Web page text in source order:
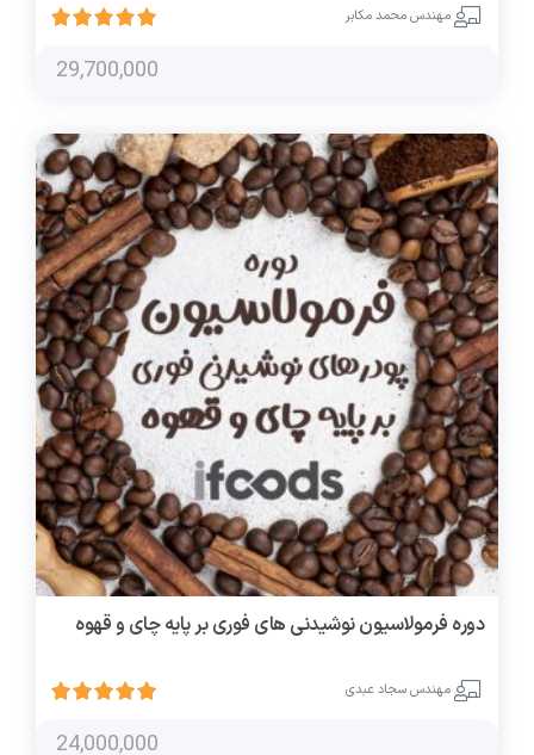
مهندس محمد مکابر
29,700,000
دوره فرمولاسیون نوشیدنی های فوری بر پایه چای و قهوه
مهندس سجاد عبدی
24,000,000